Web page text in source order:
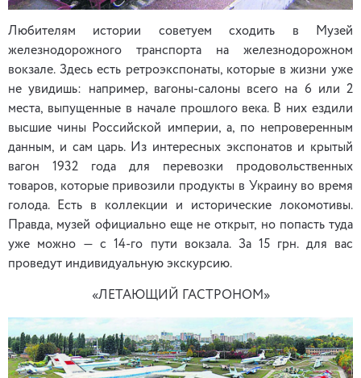
Любителям истории советуем сходить в Музей
железнодорожного транспорта на железнодорожном
вокзале. Здесь есть ретроэкспонаты, которые в жизни уже
не увидишь: например, вагоны-салоны всего на 6 или 2
места, выпущенные в начале прошлого века. В них ездили
высшие чины Российской империи, а, по непроверенным
данным, и сам царь. Из интересных экспонатов и крытый
вагон 1932 года для перевозки продовольственных
товаров, которые привозили продукты в Украину во время
голода. Есть в коллекции и исторические локомотивы.
Правда, музей официально еще не открыт, но попасть туда
уже можно — с 14-го пути вокзала. За 15 грн. для вас
проведут индивидуальную экскурсию.
«ЛЕТАЮЩИЙ ГАСТРОНОМ»